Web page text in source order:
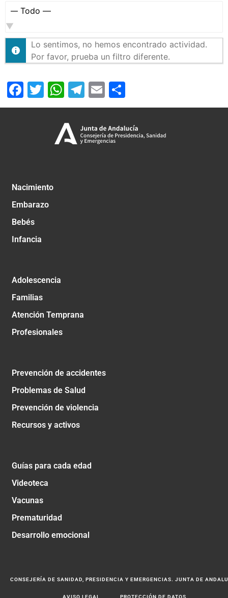
Mostrar:
Lo sentimos, no hemos encontrado actividad.
Por favor, prueba un filtro diferente.
Facebook
Twitter
WhatsApp
Telegram
Email
Nacimiento
Embarazo
Bebés
Infancia
Adolescencia
Familias
Atención Temprana
Profesionales
Prevención de accidentes
Problemas de Salud
Prevención de violencia
Recursos y activos
Guías para cada edad
Videoteca
Vacunas
Prematuridad
Desarrollo emocional
CONSEJERÍA DE SANIDAD, PRESIDENCIA Y EMERGENCIAS. JUNTA DE